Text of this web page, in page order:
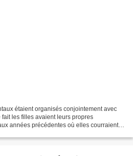
étaient organisés conjointement avec
les filles avaient leurs propres
années précédentes où elles courraient